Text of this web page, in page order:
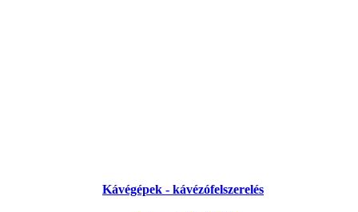
Kávégépek - kávézófelszerelés